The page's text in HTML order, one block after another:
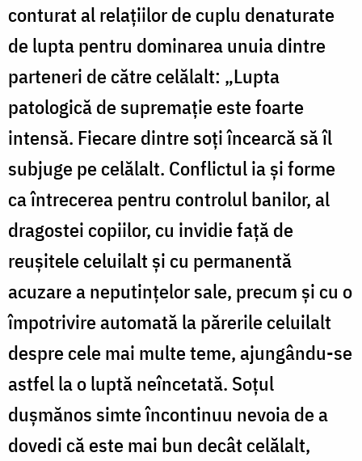
conturat al relaţiilor de cuplu denaturate
de lupta pentru dominarea unuia dintre
parteneri de către celălalt: „Lupta
patologică de supremaţie este foarte
intensă. Fiecare dintre soţi încearcă să îl
subjuge pe celălalt. Conflictul ia şi forme
ca întrecerea pentru controlul banilor, al
dragostei copiilor, cu invidie faţă de
reuşitele celuilalt şi cu permanentă
acuzare a neputinţelor sale, precum şi cu o
împotrivire automată la părerile celuilalt
despre cele mai multe teme, ajungându-se
astfel la o luptă neîncetată. Soţul
duşmănos simte încontinuu nevoia de a
dovedi că este mai bun decât celălalt,